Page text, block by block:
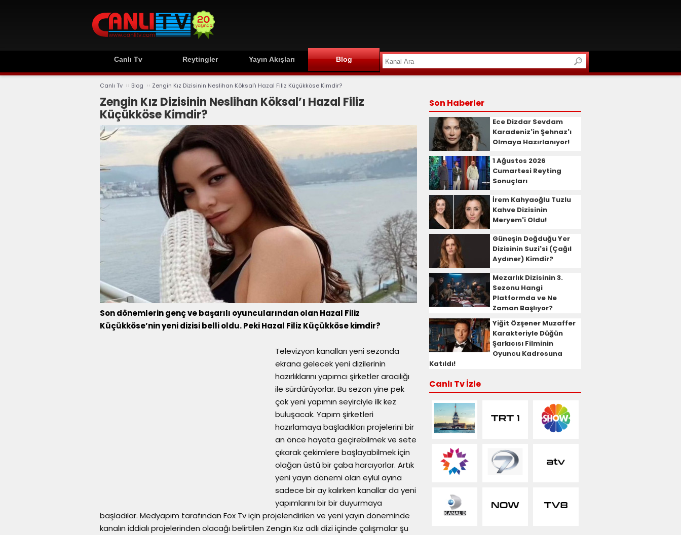
Canlı Tv Reytingler Yayın Akışları Blog
Canlı Tv ›› Blog ›› Zengin Kız Dizisinin Neslihan Köksal’ı Hazal Filiz Küçükköse Kimdir?
Zengin Kız Dizisinin Neslihan Köksal’ı Hazal Filiz
Küçükköse Kimdir?
Son dönemlerin genç ve başarılı oyuncularından olan Hazal Filiz
Küçükköse’nin yeni dizisi belli oldu. Peki Hazal Filiz Küçükköse kimdir?
Televizyon kanalları yeni sezonda
ekrana gelecek yeni dizilerinin
hazırlıklarını yapımcı şirketler aracılığı
ile sürdürüyorlar. Bu sezon yine pek
çok yeni yapımın seyirciyle ilk kez
buluşacak. Yapım şirketleri
hazırlamaya başladıkları projelerini bir
an önce hayata geçirebilmek ve sete
çıkarak çekimlere başlayabilmek için
olağan üstü bir çaba harcıyorlar. Artık
yeni yayın dönemi olan eylül ayına
sadece bir ay kalırken kanallar da yeni
yapımlarını bir bir duyurmaya
başladılar. Medyapım tarafından Fox Tv için projelendirilen ve yeni yayın döneminde
kanalın iddialı projelerinden olacağı belirtilen Zengin Kız adlı dizi içinde çalışmalar şu
Son Haberler
Ece Dizdar Sevdam
Karadeniz'in Şehnaz'ı
Olmaya Hazırlanıyor!
1 Ağustos 2026
Cumartesi Reyting
Sonuçları
İrem Kahyaoğlu Tuzlu
Kahve Dizisinin
Meryem'i Oldu!
Güneşin Doğduğu Yer
Dizisinin Suzi'si (Çağıl
Aydıner) Kimdir?
Mezarlık Dizisinin 3.
Sezonu Hangi
Platformda ve Ne
Zaman Başlıyor?
Yiğit Özşener Muzaffer
Karakteriyle Düğün
Şarkıcısı Filminin
Oyuncu Kadrosuna
Katıldı!
Canlı Tv İzle